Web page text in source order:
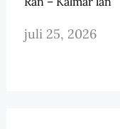
juli 25, 2026